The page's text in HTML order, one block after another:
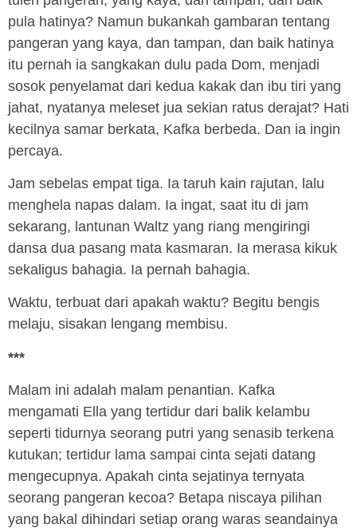
pula hatinya? Namun bukankah gambaran tentang
pangeran yang kaya, dan tampan, dan baik hatinya
itu pernah ia sangkakan dulu pada Dom, menjadi
sosok penyelamat dari kedua kakak dan ibu tiri yang
jahat, nyatanya meleset jua sekian ratus derajat? Hati
kecilnya samar berkata, Kafka berbeda. Dan ia ingin
percaya.
Jam sebelas empat tiga. Ia taruh kain rajutan, lalu
menghela napas dalam. Ia ingat, saat itu di jam
sekarang, lantunan Waltz yang riang mengiringi
dansa dua pasang mata kasmaran. Ia merasa kikuk
sekaligus bahagia. Ia pernah bahagia.
Waktu, terbuat dari apakah waktu? Begitu bengis
melaju, sisakan lengang membisu.
***
Malam ini adalah malam penantian. Kafka
mengamati Ella yang tertidur dari balik kelambu
seperti tidurnya seorang putri yang senasib terkena
kutukan; tertidur lama sampai cinta sejati datang
mengecupnya. Apakah cinta sejatinya ternyata
seorang pangeran kecoa? Betapa niscaya pilihan
yang bakal dihindari setiap orang waras seandainya